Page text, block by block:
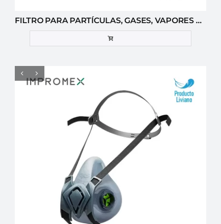
FILTRO PARA PARTÍCULAS, GASES, VAPORES ORGÁNICOS Y ÁCIDOS P3R BLS 201-3C